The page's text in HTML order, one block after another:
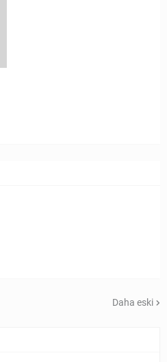
Daha eski